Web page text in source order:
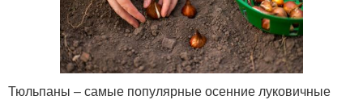
Тюльпаны – самые популярные осенние луковичные